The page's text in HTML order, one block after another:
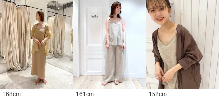
168cm 161cm 152cm